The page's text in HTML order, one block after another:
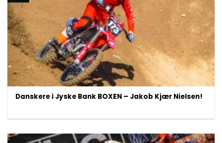
Danskere i Jyske Bank BOXEN – Jakob Kjær Nielsen!